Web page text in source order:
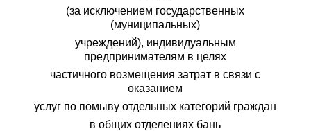
(за исключением государственных
(муниципальных)
учреждений), индивидуальным
предпринимателям в целях
частичного возмещения затрат в связи с
оказанием
услуг по помыву отдельных категорий граждан
в общих отделениях бань